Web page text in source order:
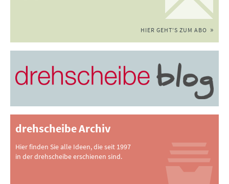
HIER GEHT'S ZUM ABO
drehscheibe Archiv
Hier finden Sie alle Ideen, die seit 1997
in der drehscheibe erschienen sind.